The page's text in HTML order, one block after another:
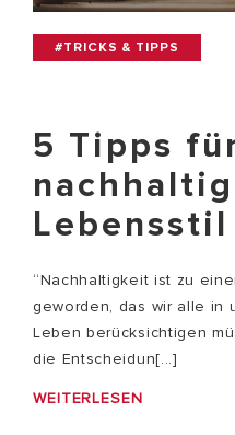
#TRICKS & TIPPS
5 Tipps
Lebensstil
“Nachhaltigkeit ist zu
geworden, das wir alle in
Leben berücksichtigen
die Entscheidun[...]
WEITERLESEN